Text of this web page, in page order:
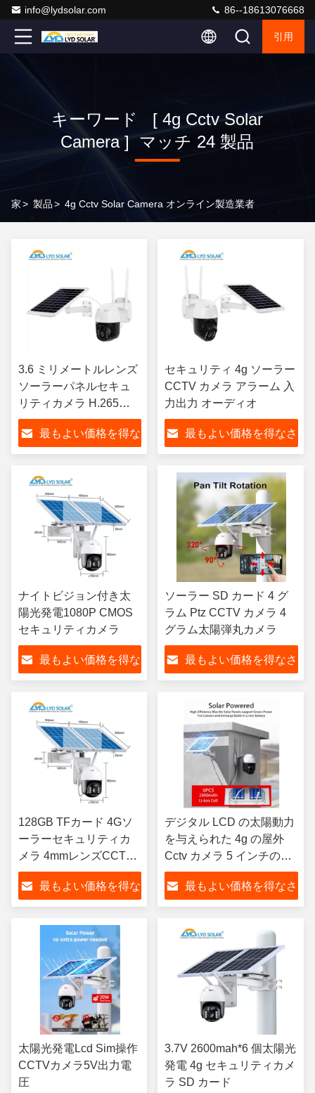
info@lydsolar.com 86--18613076668
引用
キーワード [ 4g Cctv Solar
Camera ] マッチ 24 製品
家> 製品> 4g Cctv Solar Camera オンライン製造業者
3.6 ミリメートルレンズ
ソーラーパネルセキュ
リティカメラ H.265
H.264 TCP IP プロトコ
ルソーラー Cctv カメラ
4 グラム
最もよい価格を得な
セキュリティ 4g ソーラー
CCTV カメラ アラーム 入
力出力 オーディオ
最もよい価格を得なさ
ナイトビジョン付き太
陽光発電1080P CMOS
セキュリティカメラ
最もよい価格を得な
ソーラー SD カード 4 グ
ラム Ptz CCTV カメラ 4
グラム太陽弾丸カメラ
最もよい価格を得なさ
128GB TFカード 4Gソ
ーラーセキュリティカ
メラ 4mmレンズCCTV
カメラソーラーパネル
最もよい価格を得な
デジタル LCD の太陽動力
を与えられた 4g の屋外
Cctv カメラ 5 インチのソ
ーラー モニターの操作
最もよい価格を得なさ
太陽光発電Lcd Sim操作
CCTVカメラ5V出力電
圧
3.7V 2600mah*6 個太陽光
発電 4g セキュリティカメ
ラ SD カード